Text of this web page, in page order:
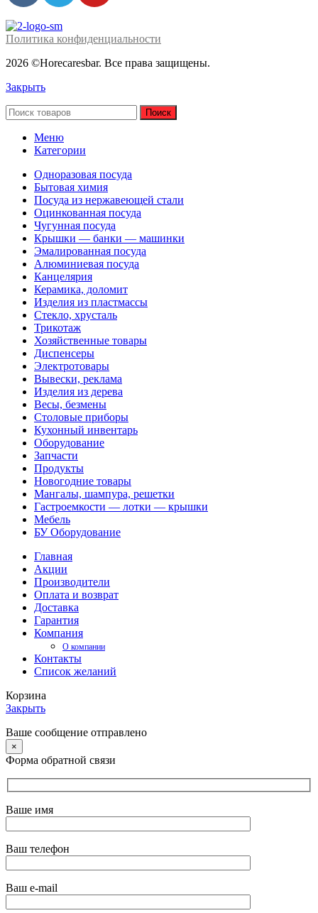
2026 ©Horecaresbar. Все права защищены.
Политика конфиденциальности
Закрыть
Поиск
Меню
Категории
Одноразовая посуда
Бытовая химия
Посуда из нержавеющей стали
Оцинкованная посуда
Чугунная посуда
Крышки — банки — машинки
Эмалированная посуда
Алюминиевая посуда
Канцелярия
Керамика, доломит
Изделия из пластмассы
Стекло, хрусталь
Трикотаж
Хозяйственные товары
Диспенсеры
Электротовары
Вывески, реклама
Изделия из дерева
Весы, безмены
Столовые приборы
Кухонный инвентарь
Оборудование
Запчасти
Продукты
Новогодние товары
Мангалы, шампура, решетки
Гастроемкости — лотки — крышки
Мебель
БУ Оборудование
Главная
Акции
Производители
Оплата и возврат
Доставка
Гарантия
Компания
О компании
Контакты
Список желаний
Корзина
Закрыть
Ваше сообщение отправлено
×
Форма обратной связи
Ваше имя
Ваш телефон
Ваш e-mail